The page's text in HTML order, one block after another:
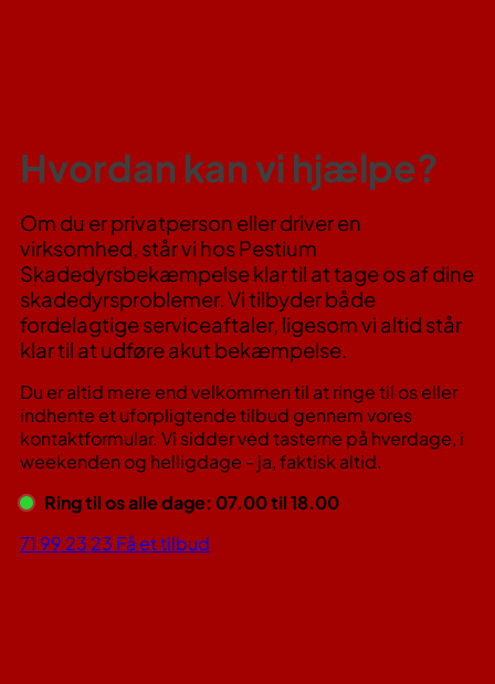
Hvordan kan vi hjælpe?
Om du er privatperson eller driver en
virksomhed, står vi hos Pestium
Skadedyrsbekæmpelse klar til at tage os af dine
skadedyrsproblemer. Vi tilbyder både
fordelagtige serviceaftaler, ligesom vi altid står
klar til at udføre akut bekæmpelse.
Du er altid mere end velkommen til at ringe til os eller
indhente et uforpligtende tilbud gennem vores
kontaktformular. Vi sidder ved tasterne på hverdage, i
weekenden og helligdage - ja, faktisk altid.
Ring til os alle dage: 07.00 til 18.00
71 99 23 23 Få et tilbud